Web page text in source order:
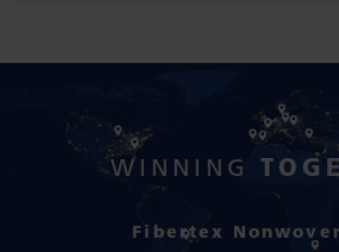
WINNING
Fibertex